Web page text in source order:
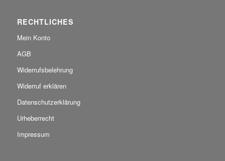
RECHTLICHES
Mein Konto
AGB
Widerrufsbelehrung
Widerruf erklären
Datenschutzerklärung
Urheberrecht
Impressum